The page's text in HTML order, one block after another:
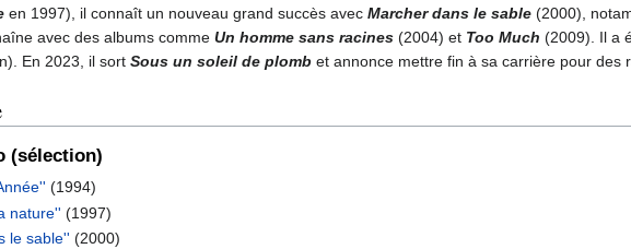
en 1997), il connaît un nouveau grand succès avec Marcher dans le sable (2000),
avec des albums comme Un homme sans racines (2004) et Too Much (2009). Il a
En 2023, il sort Sous un soleil de plomb et annonce mettre fin à sa carrière pour des
(sélection)
(1994)
nature'' (1997)
le sable'' (2000)